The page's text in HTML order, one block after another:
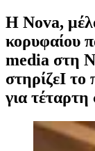
H Nova,
κορυφαίου
media στη
στηρίζεΙ το
για τέταρτη